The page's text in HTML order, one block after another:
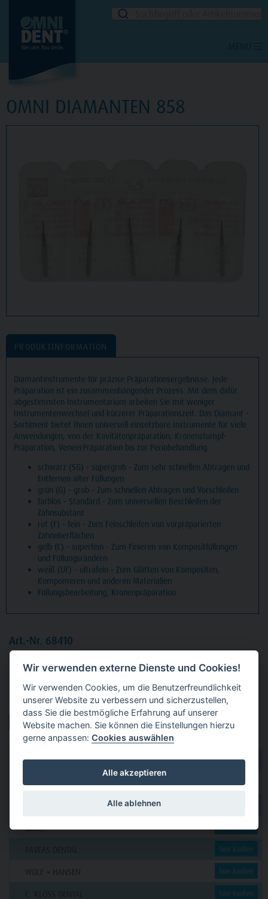
Art.-Nr. 68410
Packung
Spitze, Kopflänge: 8 mm, ISO 014
Produktvarianten:
dental 2000 hier kaufen
Dental Eggert hier kaufen
GERL
hier kaufen
hier kaufen
hier kaufen
OMNI DIAMANTEN 858
PRODUKTINFORMATION
Diamantinstrumente für präzise Präparationsergebnisse. Jede
Präparation ist ein zusammenhängender Prozess. Mit dem dafür
abgestimmten Instrumentarium arbeiten Sie mit weniger
Instrumentenwechsel und kürzerer Präparationszeit. Das Diamant -
Sortiment bietet Ihnen universell einsetzbare Instrumente für viele
Anwendungen, von der Kavitätenpräparation, Kronenstumpf-
Präparation, VeneerPräparation bis zur Periobehandlung.
schwarz (SG) - supergrob - Zum sehr schnellen Abtragen und
Entfernen alter Füllungen
grün (G) - grob - Zum schnellen Abtragen und Vorschleifen
farblos - Standard - Zum universellen Beschleifen der
Zahnsubstanz
rot (F) - fein - Zum Feinschleifen von vorpräparierten
Zahnoberflächen
gelb (C) - superfein - Zum Finieren von Kompositfüllungen
und Füllungsrändern
weiß (UF) - ultrafein - Zum Glätten von Kompositen,
Kompomeren und anderen Materialien
Füllungsbearbeitung, Kronenpräparation
Wir verwenden externe Dienste und Cookies!
Wir verwenden Cookies, um die Benutzerfreundlichkeit
unserer Website zu verbessern und sicherzustellen,
dass Sie die bestmögliche Erfahrung auf unserer
Website machen. Sie können die Einstellungen hierzu
gerne anpassen:Cookies auswählen
Alle akzeptieren
Alle ablehnen